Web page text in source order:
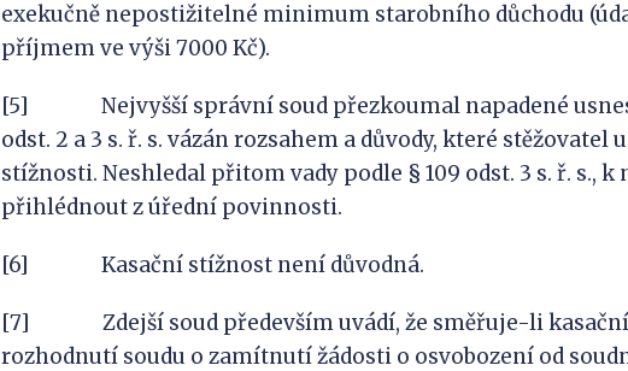
exekučně nepostižitelné minimum starobního důchodu
příjmem ve výši 7000 Kč).
[5] Nejvyšší správní soud přezkoumal napadené
odst. 2 a 3 s. ř. s. vázán rozsahem a důvody, které
stížnosti. Neshledal přitom vady podle § 109 odst. 3 s. ř. s., k
přihlédnout z úřední povinnosti.
[6] Kasační stížnost není důvodná.
[7] Zdejší soud především uvádí, že směřuje-li
rozhodnutí soudu o zamítnutí žádosti o osvobození od